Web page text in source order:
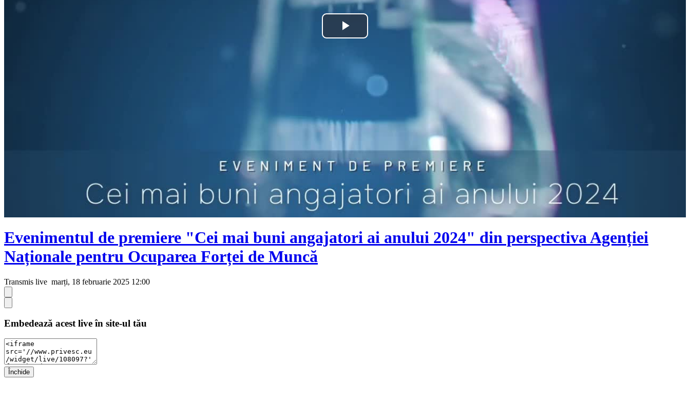
Play
Video
Evenimentul de premiere "Cei mai buni angajatori ai anului 2024" din perspectiva Agenției
Naționale pentru Ocuparea Forței de Muncă
Transmis live marți, 18 februarie 2025 12:00
Embedează acest live în site-ul tău
Închide